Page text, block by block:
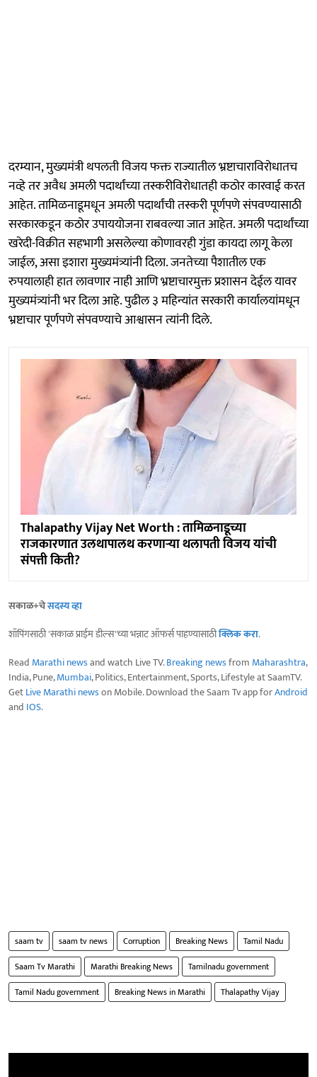
दरम्यान, मुख्यमंत्री थपलती विजय फक्त राज्यातील भ्रष्टाचाराविरोधातच
नव्हे तर अवैध अमली पदार्थांच्या तस्करीविरोधातही कठोर कारवाई करत
आहेत. तामिळनाडूमधून अमली पदार्थांची तस्करी पूर्णपणे संपवण्यासाठी
सरकारकडून कठोर उपाययोजना राबवल्या जात आहेत. अमली पदार्थांच्या
खरेदी-विक्रीत सहभागी असलेल्या कोणावरही गुंडा कायदा लागू केला
जाईल, असा इशारा मुख्यमंत्र्यांनी दिला. जनतेच्या पैशातील एक
रुपयालाही हात लावणार नाही आणि भ्रष्टाचारमुक्त प्रशासन देईल यावर
मुख्यमंत्र्यांनी भर दिला आहे. पुढील ३ महिन्यांत सरकारी कार्यालयांमधून
भ्रष्टाचार पूर्णपणे संपवण्याचे आश्वासन त्यांनी दिले.
Thalapathy Vijay Net Worth : तामिळनाडूच्या
राजकारणात उलथापालथ करणाऱ्या थलापती विजय यांची
संपत्ती किती?
सकाळ+चेसदस्य व्हा
शॉपिंगसाठी 'सकाळ प्राईम डील्स'च्या भन्नाट ऑफर्स पाहण्यासाठीक्लिक करा.
Read Marathi newsand watch Live TV.Breaking newsfrom Maharashtra,
India, Pune,Mumbai, Politics, Entertainment, Sports, Lifestyle at SaamTV.
GetLive Marathi newson Mobile. Download the Saam Tv app forAndroid
and IOS.
saam tv saam tv news Corruption Breaking News
Tamil Nadu
Saam Tv Marathi
Marathi Breaking News
Tamilnadu government
Tamil Nadu government
Breaking News in Marathi Thalapathy Vijay